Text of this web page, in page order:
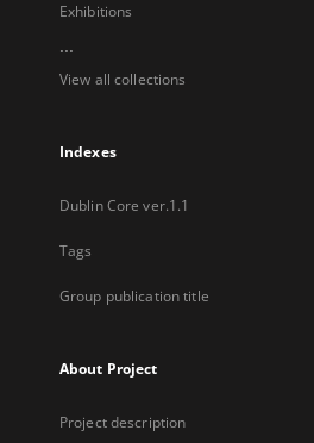
Exhibitions
...
View all collections
Indexes
Dublin Core ver.1.1
Tags
Group publication title
About Project
Project description